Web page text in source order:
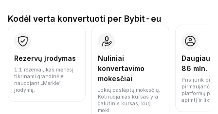
Kodėl verta konvertuoti per Bybit-eu
Rezervų įrodymas
1:1 rezervai, kas mėnesį
tikrinami grandinėje
naudojant „Merkle“
įrodymą.
Nuliniai
konvertavimo
mokesčiai
Jokių paslėptų mokesčių.
Kotiruojamas kursas yra
galutinis kursas, kurį
moki.
Daugiau
86 mln.
Prisijunk prie
pirmaujančių
platformų
apimtį ir